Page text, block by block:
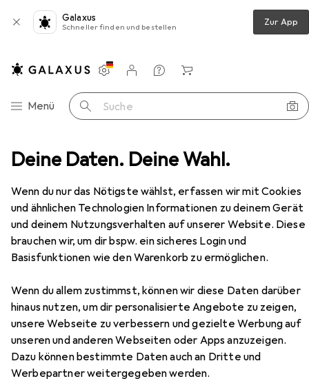
Deine Daten. Deine Wahl.
Wenn du nur das Nötigste wählst, erfassen wir mit Cookies
und ähnlichen Technologien Informationen zu deinem Gerät
und deinem Nutzungsverhalten auf unserer Website. Diese
brauchen wir, um dir bspw. ein sicheres Login und
Basisfunktionen wie den Warenkorb zu ermöglichen.
Wenn du allem zustimmst, können wir diese Daten darüber
hinaus nutzen, um dir personalisierte Angebote zu zeigen,
unsere Webseite zu verbessern und gezielte Werbung auf
unseren und anderen Webseiten oder Apps anzuzeigen.
Dazu können bestimmte Daten auch an Dritte und
Werbepartner weitergegeben werden.
Galaxus
Schneller finden und bestellen Zur App
Navigation nach Kategorien
Menü Suche
Einstellungen
Kundenkonto
Vergleichslisten
Merklisten
Warenkorb
+ Haarschneider Philips Hairclipper Series 7000
EUR
59,99
PhilipsHairclipper Series 7000
Series 7000
Hier findest du passendes Zubehör zum Produkt Philips
Hairclipper Series 7000 aus den Kategorien Zubehör
Haarentfernung, Gesichtsreinigung und Haarfarbe.